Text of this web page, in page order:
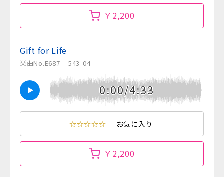
￥2,200
Gift for Life
楽曲No.E687 543-04
0:00/4:33
☆☆☆☆☆ お気に入り
￥2,200